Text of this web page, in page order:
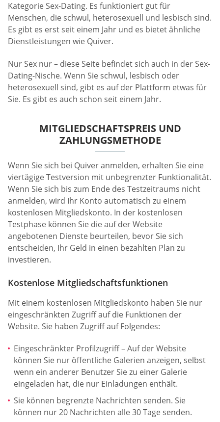
Kategorie Sex-Dating. Es funktioniert gut für
Menschen, die schwul, heterosexuell und lesbisch sind.
Es gibt es erst seit einem Jahr und es bietet ähnliche
Dienstleistungen wie Quiver.
Nur Sex nur – diese Seite befindet sich auch in der Sex-
Dating-Nische. Wenn Sie schwul, lesbisch oder
heterosexuell sind, gibt es auf der Plattform etwas für
Sie. Es gibt es auch schon seit einem Jahr.
MITGLIEDSCHAFTSPREIS UND
ZAHLUNGSMETHODE
Wenn Sie sich bei Quiver anmelden, erhalten Sie eine
viertägige Testversion mit unbegrenzter Funktionalität.
Wenn Sie sich bis zum Ende des Testzeitraums nicht
anmelden, wird Ihr Konto automatisch zu einem
kostenlosen Mitgliedskonto. In der kostenlosen
Testphase können Sie die auf der Website
angebotenen Dienste beurteilen, bevor Sie sich
entscheiden, Ihr Geld in einen bezahlten Plan zu
investieren.
Kostenlose Mitgliedschaftsfunktionen
Mit einem kostenlosen Mitgliedskonto haben Sie nur
eingeschränkten Zugriff auf die Funktionen der
Website. Sie haben Zugriff auf Folgendes:
Eingeschränkter Profilzugriff – Auf der Website
können Sie nur öffentliche Galerien anzeigen, selbst
wenn ein anderer Benutzer Sie zu einer Galerie
eingeladen hat, die nur Einladungen enthält.
Sie können begrenzte Nachrichten senden. Sie
können nur 20 Nachrichten alle 30 Tage senden.